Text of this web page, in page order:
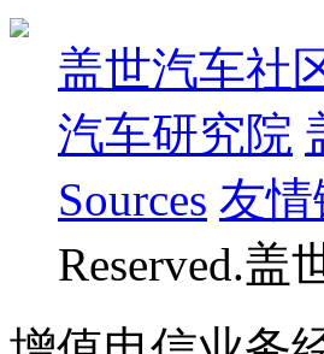
盖世汽车社
汽车研究院
Sources 友
Reserved.盖